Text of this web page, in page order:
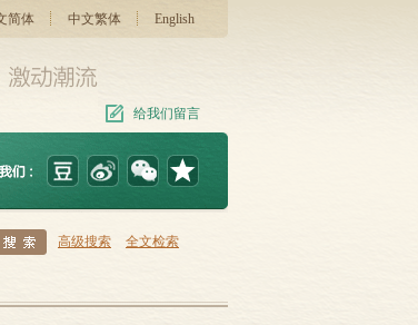
简体 中文繁体 English
给我们留言
高级搜索 全文检索